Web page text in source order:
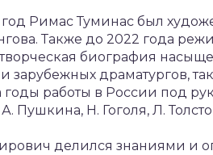
Римас Туминас был
Также до 2022 года
биография
и зарубежных драматургов,
годы работы в России под
Пушкина, Н. Гоголя, Л.
делился знаниями и